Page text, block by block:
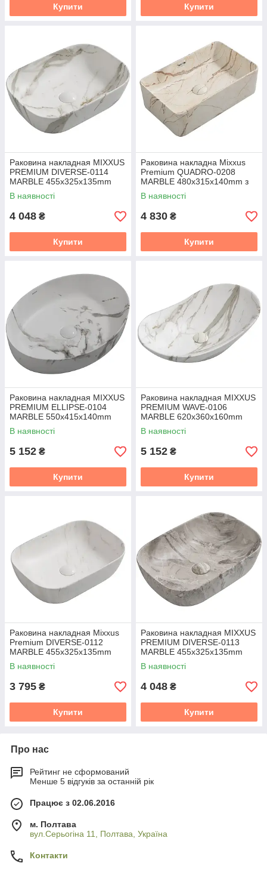
Купити Купити
Раковина накладная MIXXUS
PREMIUM DIVERSE-0114
MARBLE 455х325х135mm
(MP6545)
В наявності
4 048 ₴
Купити
Раковина накладна Mixxus
Premium QUADRO-0208
MARBLE 480х315х140mm з
переливом (MP6518)
В наявності
4 830 ₴
Купити
Раковина накладная MIXXUS
PREMIUM ELLIPSE-0104
MARBLE 550х415х140mm
(MP6554)
В наявності
5 152 ₴
Купити
Раковина накладная MIXXUS
PREMIUM WAVE-0106
MARBLE 620х360х160mm
(MP6560)
В наявності
5 152 ₴
Купити
Раковина накладная Mixxus
Premium DIVERSE-0112
MARBLE 455х325х135mm
(MP6543)
В наявності
3 795 ₴
Купити
Раковина накладная MIXXUS
PREMIUM DIVERSE-0113
MARBLE 455х325х135mm
(MP6544)
В наявності
4 048 ₴
Купити
Про нас
Рейтинг не сформований
Менше 5 відгуків за останній рік
Працює з 02.06.2016
м. Полтава
вул.Серьогіна 11, Полтава, Україна
Контакти